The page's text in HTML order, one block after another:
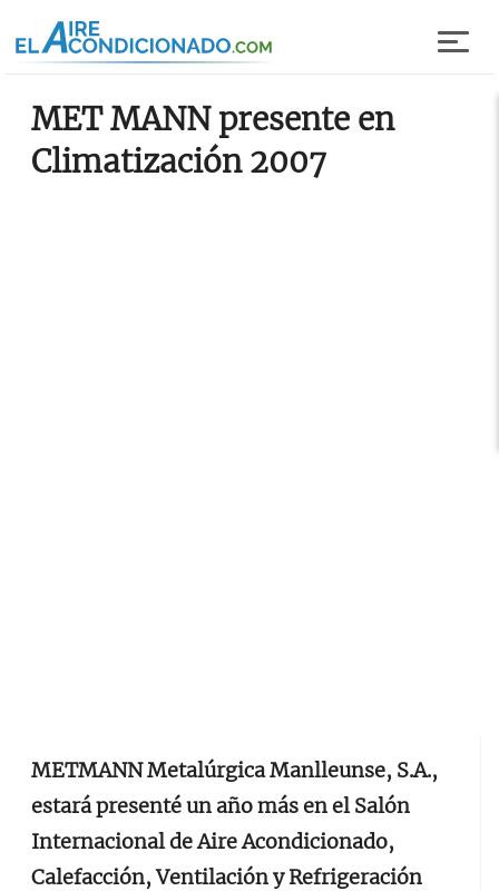
MET MANN presente en
Climatización 2007
METMANN Metalúrgica Manlleunse, S.A.,
estará presenté un año más en el Salón
Internacional de Aire Acondicionado,
Calefacción, Ventilación y Refrigeración